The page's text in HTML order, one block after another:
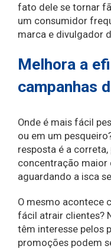
fato dele se tornar
um consumidor
marca e divulgador
Melhora a
campanhas
Onde é mais fácil
ou em um
resposta é a
concentração maior
aguardando a isca
O mesmo acontece
fácil atrair clientes?
têm interesse pelos
promoções podem